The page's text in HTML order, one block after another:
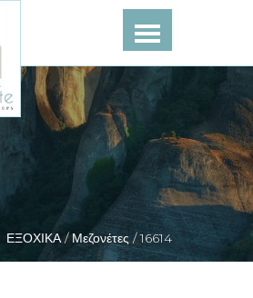
ΕΞΟΧΙΚΑ /Μεζονέτες /16614